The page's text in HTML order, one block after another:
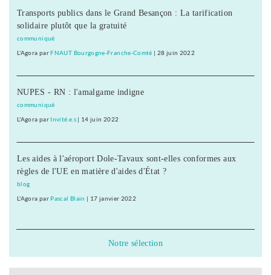
Transports publics dans le Grand Besançon : La tarification
solidaire plutôt que la gratuité
communiqué
L'Agora par FNAUT Bourgogne-Franche-Comté 28 juin 2022
NUPES - RN : l'amalgame indigne
communiqué
L'Agora par Invité.e.s| 14 juin 2022
Les aides à l'aéroport Dole-Tavaux sont-elles conformes aux
règles de l'UE en matière d'aides d'État ?
blog
L'Agora par Pascal Blain 17 janvier 2022
Notre sélection